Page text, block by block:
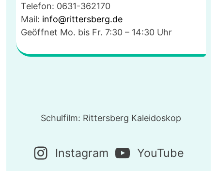
Telefon: 0631-362170
Mail: info@rittersberg.de
Geöffnet Mo. bis Fr. 7:30 – 14:30 Uhr
Schulfilm: Rittersberg Kaleidoskop
Instagram YouTube